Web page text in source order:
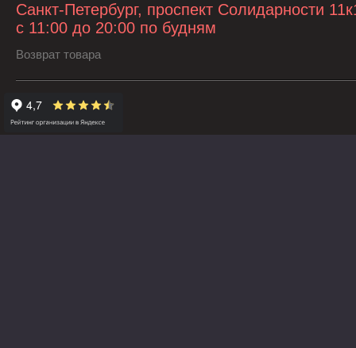
Санкт-Петербург, проспект Солидарности
с 11:00 до 20:00 по будням
Возврат товара